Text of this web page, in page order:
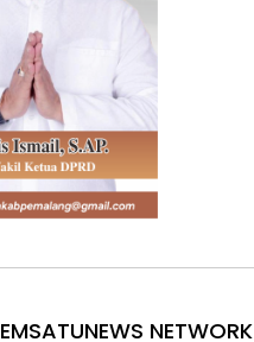
EMSATUNEWS NETWORK